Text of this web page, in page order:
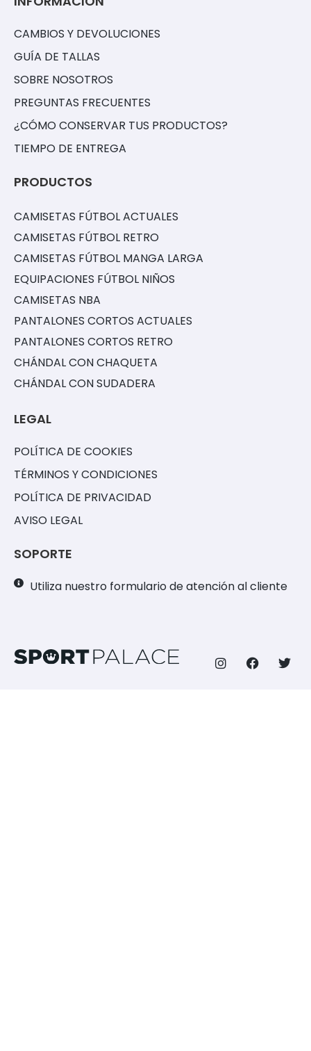
CAMBIOS Y DEVOLUCIONES
GUÍA DE TALLAS
SOBRE NOSOTROS
PREGUNTAS FRECUENTES
¿CÓMO CONSERVAR TUS PRODUCTOS?
TIEMPO DE ENTREGA
PRODUCTOS
CAMISETAS FÚTBOL ACTUALES
CAMISETAS FÚTBOL RETRO
CAMISETAS FÚTBOL MANGA LARGA
EQUIPACIONES FÚTBOL NIÑOS
CAMISETAS NBA
PANTALONES CORTOS ACTUALES
PANTALONES CORTOS RETRO
CHÁNDAL CON CHAQUETA
CHÁNDAL CON SUDADERA
LEGAL
POLÍTICA DE COOKIES
TÉRMINOS Y CONDICIONES
POLÍTICA DE PRIVACIDAD
AVISO LEGAL
SOPORTE
Utiliza nuestro formulario de atención al cliente